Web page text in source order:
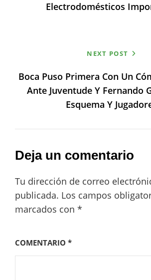
Electrodomésticos
NEXT POST
Boca Puso Primera Con Un
Ante Juventude Y Fernando
Esquema Y
Deja un comentario
Tu dirección de correo
publicada. Los campos
marcados con *
COMENTARIO *